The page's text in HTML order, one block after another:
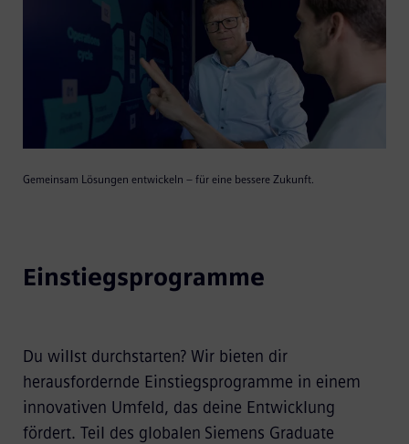
Gemeinsam Lösungen entwickeln – für eine bessere Zukunft.
Einstiegsprogramme
Du willst durchstarten? Wir bieten dir
herausfordernde Einstiegsprogramme in einem
innovativen Umfeld, das deine Entwicklung
fördert. Teil des globalen Siemens Graduate